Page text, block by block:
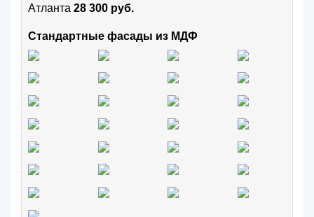
Атланта 28 300 руб.
Стандартные фасады из МДФ